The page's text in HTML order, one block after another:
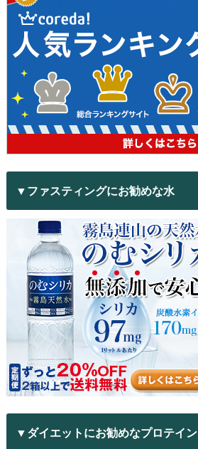
▼ファスティングにお勧めな水
▼ダイエットにお勧めなプロテイン